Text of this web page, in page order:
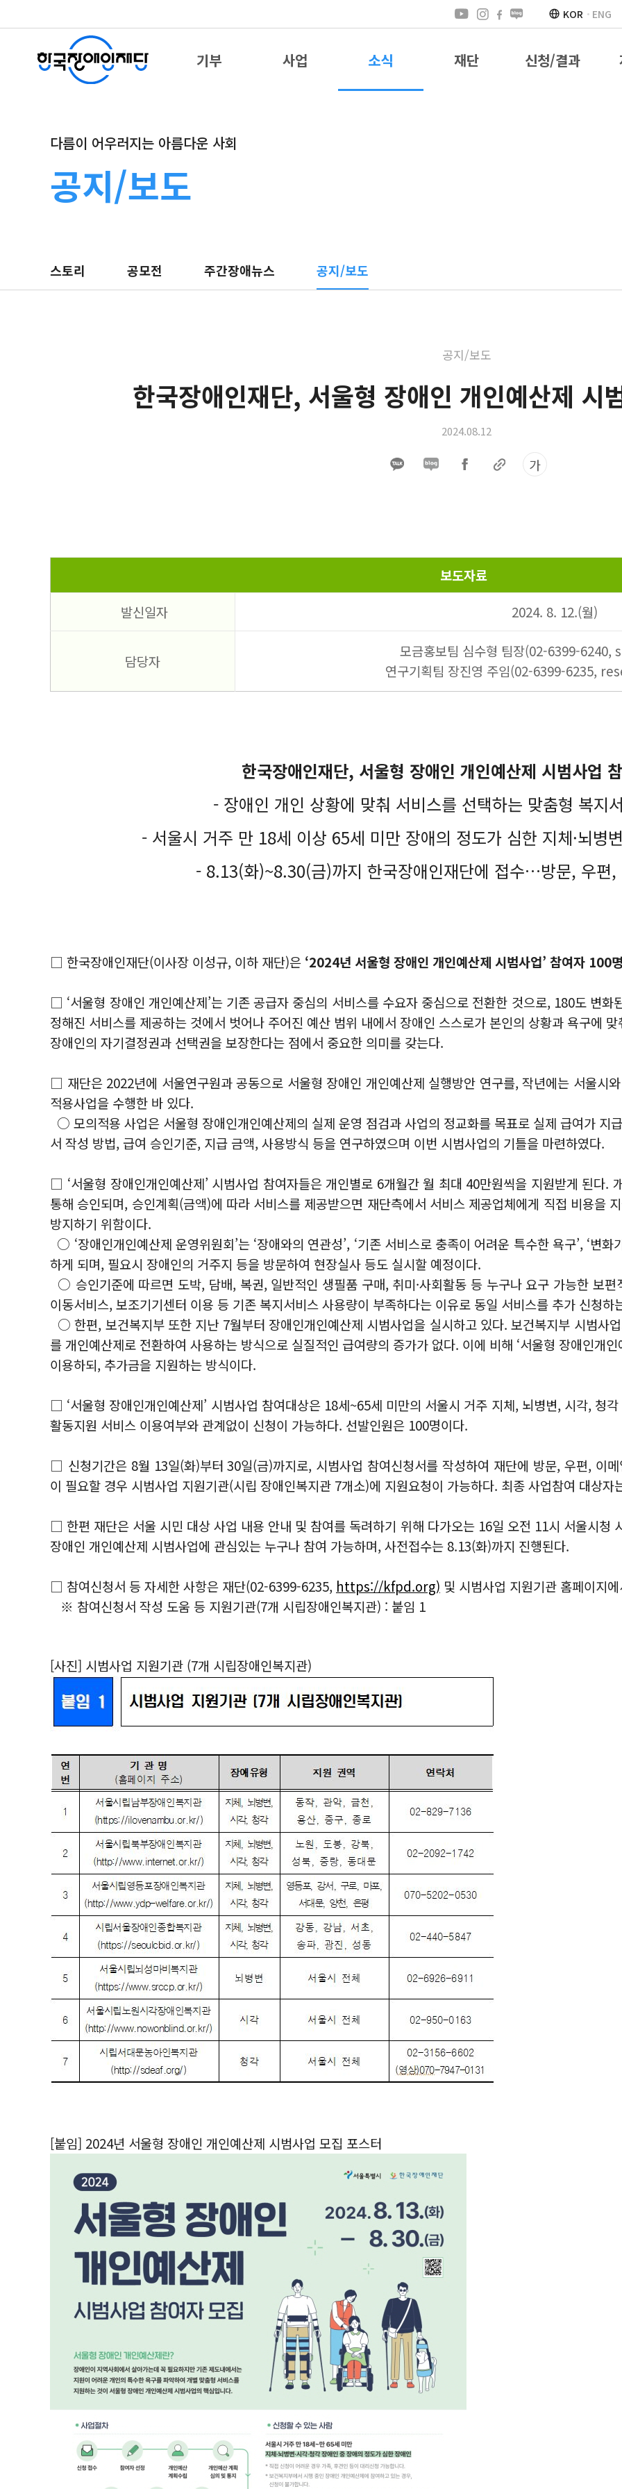
KOR ENG
기부 사업 소식 재단 신청/결과
다름이 어우러지는 아름다운 사회
공지/보도
스토리 공모전 주간장애뉴스 공지/보도
공지/보도
한국장애인재단, 서울형 장애인 개인예산제 시
2024.08.12
가
​보도자료
발신일자
2024. 8. 12.(월)
담당자
모금홍보팀 심수형 팀장(02-6399-
연구기획팀 장진영 주임(02-6399-6235,
한국장애인재단, 서울형 장애인 개인예산제 시범사업
- 장애인 개인 상황에 맞춰 서비스를 선택하는 맞춤형 복지
- 서울시 거주 만 18세 이상 65세 미만 장애의 정도가 심한 지체·뇌병
- 8.13(화)~8.30(금)까지 한국장애인재단에 접수…방문, 우편,
□ 한국장애인재단(이사장 이성규, 이하 재단)은 ‘2024년 서울형 장애인 개인예산제 시범사업’ 참여자 100
□ ‘서울형 장애인 개인예산제’는 기존 공급자 중심의 서비스를 수요자 중심으로 전환한 것으로, 180도 변
정해진 서비스를 제공하는 것에서 벗어나 주어진 예산 범위 내에서 장애인 스스로가 본인의 상황과 욕구에
장애인의 자기결정권과 선택권을 보장한다는 점에서 중요한 의미를 갖는다.
□ 재단은 2022년에 서울연구원과 공동으로 서울형 장애인 개인예산제 실행방안 연구를, 작년에는 서울시
적용사업을 수행한 바 있다.
○ 모의적용 사업은 서울형 장애인개인예산제의 실제 운영 점검과 사업의 정교화를 목표로 실제 급여가 지
서 작성 방법, 급여 승인기준, 지급 금액, 사용방식 등을 연구하였으며 이번 시범사업의 기틀을 마련하였다.
□ ‘서울형 장애인개인예산제’ 시범사업 참여자들은 개인별로 6개월간 월 최대 40만원씩을 지원받게 된다.
통해 승인되며, 승인계획(금액)에 따라 서비스를 제공받으면 재단측에서 서비스 제공업체에게 직접 비용을
방지하기 위함이다.
○ ‘장애인개인예산제 운영위원회’는 ‘장애와의 연관성’, ‘기존 서비스로 충족이 어려운 특수한 욕구’, ‘변
하게 되며, 필요시 장애인의 거주지 등을 방문하여 현장실사 등도 실시할 예정이다.
○ 승인기준에 따르면 도박, 담배, 복권, 일반적인 생필품 구매, 취미·사회활동 등 누구나 요구 가능한 보편
이동서비스, 보조기기센터 이용 등 기존 복지서비스 사용량이 부족하다는 이유로 동일 서비스를 추가 신청하
○ 한편, 보건복지부 또한 지난 7월부터 장애인개인예산제 시범사업을 실시하고 있다. 보건복지부 시범사
를 개인예산제로 전환하여 사용하는 방식으로 실질적인 급여량의 증가가 없다. 이에 비해 ‘서울형 장애인개
이용하되, 추가금을 지원하는 방식이다.
□ ‘서울형 장애인개인예산제’ 시범사업 참여대상은 18세~65세 미만의 서울시 거주 지체, 뇌병변, 시각, 청
활동지원 서비스 이용여부와 관계없이 신청이 가능하다. 선발인원은 100명이다.
□ 신청기간은 8월 13일(화)부터 30일(금)까지로, 시범사업 참여신청서를 작성하여 재단에 방문, 우편, 이
이 필요할 경우 시범사업 지원기관(시립 장애인복지관 7개소)에 지원요청이 가능하다. 최종 사업참여 대상
□ 한편 재단은 서울 시민 대상 사업 내용 안내 및 참여를 독려하기 위해 다가오는 16일 오전 11시 서울시청
장애인 개인예산제 시범사업에 관심있는 누구나 참여 가능하며, 사전접수는 8.13(화)까지 진행된다.
□ 참여신청서 등 자세한 사항은 재단(02-6399-6235, https://kfpd.org) 및 시범사업 지원기관 홈페이지
※ 참여신청서 작성 도움 등 지원기관(7개 시립장애인복지관) : 붙임 1
[사진] 시범사업 지원기관 (7개 시립장애인복지관)
[붙임] 2024년 서울형 장애인 개인예산제 시범사업 모집 포스터